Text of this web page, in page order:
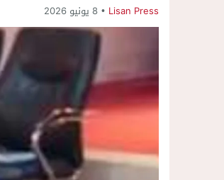
Lisan Press 8 يونيو 2026